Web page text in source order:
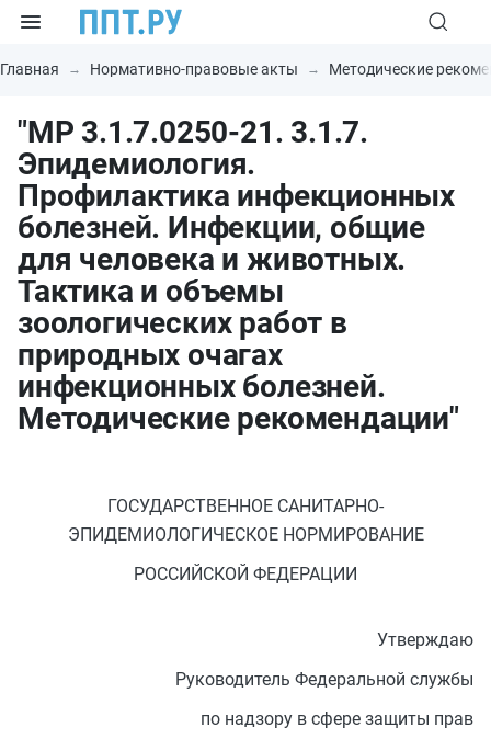
Главная Нормативно-правовые акты Методические
"МР 3.1.7.0250-21. 3.1.7.
Эпидемиология.
Профилактика инфекционных
болезней. Инфекции, общие
для человека и животных.
Тактика и объемы
зоологических работ в
природных очагах
инфекционных болезней.
Методические рекомендации"
ГОСУДАРСТВЕННОЕ САНИТАРНО-
ЭПИДЕМИОЛОГИЧЕСКОЕ НОРМИРОВАНИЕ
РОССИЙСКОЙ ФЕДЕРАЦИИ
Утверждаю
Руководитель Федеральной службы
по надзору в сфере защиты прав